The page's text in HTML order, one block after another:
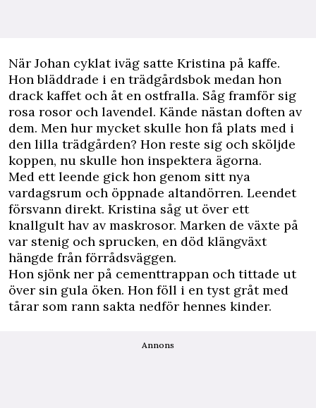
När Johan cyklat iväg satte Kristina på kaffe.
Hon ­bläddrade i en trädgårdsbok medan hon
drack kaffet och åt en ostfralla. Såg framför sig
rosa rosor och lavendel. Kände nästan doften av
dem. Men hur mycket skulle hon få plats med i
den lilla trädgården? Hon reste sig och sköljde
koppen, nu skulle hon inspektera ägorna.
Med ett leende gick hon genom sitt nya
vardagsrum och öppnade altandörren. Leendet
försvann direkt. Kristina såg ut över ett
knallgult hav av maskrosor. Marken de växte på
var stenig och sprucken, en död klängväxt
hängde från förrådsväggen.
Hon sjönk ner på cementtrappan och tittade ut
över sin gula öken. Hon föll i en tyst gråt med
tårar som rann sakta nedför hennes kinder.
Annons